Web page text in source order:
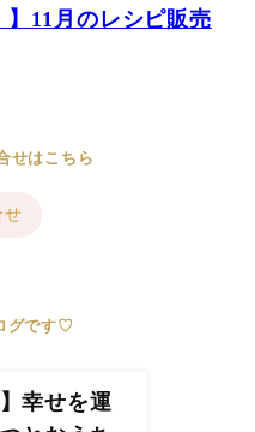
】11月のレシピ販売
せはこちら
せ
グです♡
幸せを運